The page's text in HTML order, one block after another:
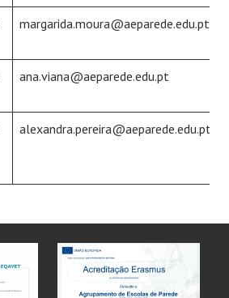
margarida.moura@aeparede.edu.pt
ana.viana@aeparede.edu.pt
alexandra.pereira@aeparede.edu.pt